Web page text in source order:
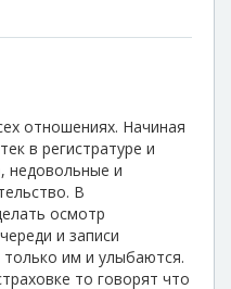
отношениях. Начиная
в регистратуре и
недовольные и
В
осмотр
и записи
им и улыбаются.
то говорят что